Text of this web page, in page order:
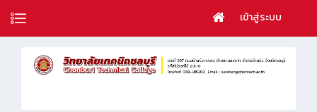
เข้าสู่ระบบ